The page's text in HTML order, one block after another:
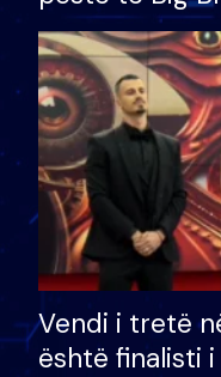
çmimin e
Vendi i tretë
është finalisti